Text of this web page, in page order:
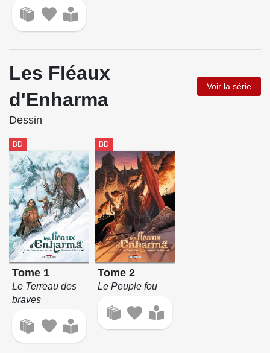
Les Fléaux
d'Enharma
Voir la série
Dessin
BD
Tome 1
Le Terreau des
braves
BD
Tome 2
Le Peuple fou